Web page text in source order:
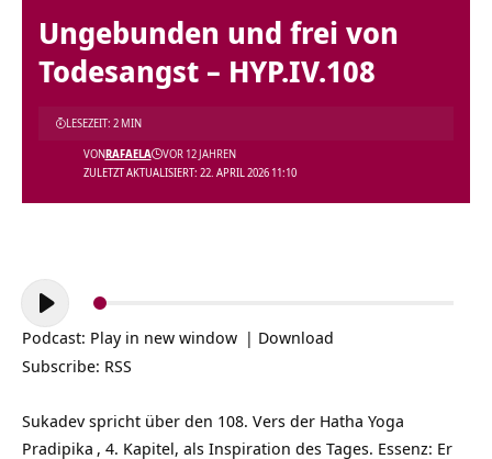
Ungebunden und frei von
Todesangst – HYP.IV.108
ZULETZT AKTUALISIERT: 22. APRIL 2026 11:10
VONRAFAELA VOR 12 JAHREN
LESEZEIT: 2 MIN
Audio-
Player
Podcast: Play in new window | Download
Subscribe: RSS
Sukadev spricht über den 108. Vers der Hatha Yoga
Pradipika , 4. Kapitel, als Inspiration des Tages. Essenz: Er